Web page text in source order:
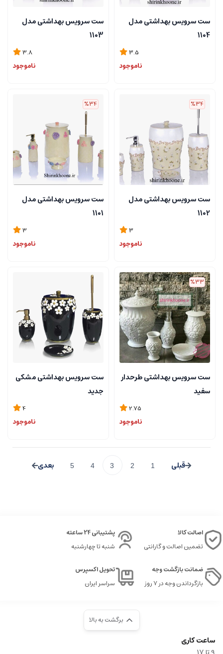
ست سرویس بهداشتی مدل
1104
3.5
ناموجود
ست سرویس بهداشتی مدل
1103
3.8
ناموجود
%34
ست سرویس بهداشتی مدل
1102
3
ناموجود
%34
ست سرویس بهداشتی مدل
1101
3
ناموجود
%33
ست سرویس بهداشتی طرحدار
سفید
2.75
ناموجود
ست سرویس بهداشتی مشکی
جدید
4
ناموجود
1
2
3
4
5
اصالت کالا
تضمین اصالت و گارانتی
پشتیبانی 24 ساعته
شنبه تا چهارشنبه
ضمانت بازگشت وجه
بازگرداندن وجه در ۷ روز
تحویل اکسپرس
سراسر ایران
برگشت به بالا
ساعت کاری